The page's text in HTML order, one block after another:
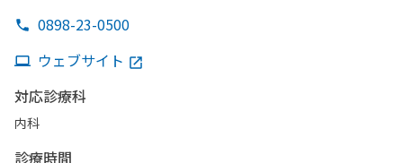
0898-23-0500
ウェブサイト
対応診療科
内科
診療時間